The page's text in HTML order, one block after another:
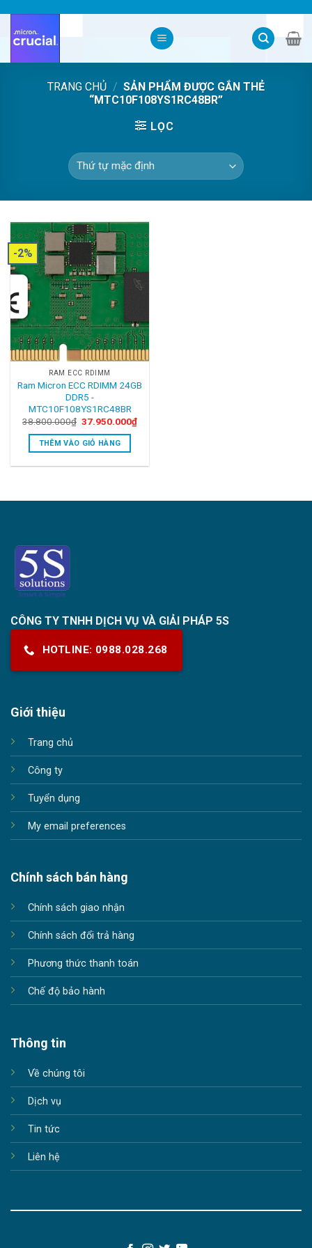
content
TRANG CHỦ / SẢN PHẨM ĐƯỢC GẮN THẺ
“MTC10F108YS1RC48BR”
LỌC
-2%
RAM ECC RDIMM
Ram Micron ECC RDIMM 24GB
DDR5 -
MTC10F108YS1RC48BR
38.800.000₫ Original
was:
38.800.000₫.
37.950.000₫Current
THÊM VÀO GIỎ HÀNG
CÔNG TY TNHH DỊCH VỤ VÀ GIẢI PHÁP 5S
HOTLINE: 0988.028.268
Giới thiệu
Trang chủ
Công ty
Tuyển dụng
My email preferences
Chính sách bán hàng
Chính sách giao nhận
Chính sách đổi trả hàng
Phương thức thanh toán
Chế độ bảo hành
Thông tin
Về chúng tôi
Dịch vụ
Tin tức
Liên hệ